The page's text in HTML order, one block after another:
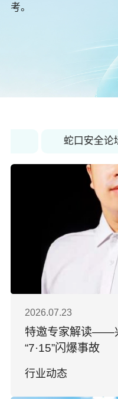
考。
蛇口安全论
2026.07.23
特邀专家解读——
“7·15”闪爆事故
行业动态